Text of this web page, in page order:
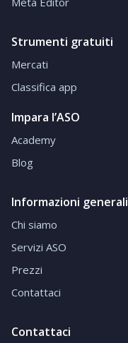
Strumenti gratuiti
Mercati
Classifica app
Impara l’ASO
Academy
Blog
Informazioni generali
Chi siamo
Servizi ASO
Prezzi
Contattaci
Contattaci